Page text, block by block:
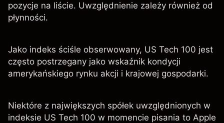
pozycje na liście. Uwzględnienie zależy również od
płynności.
Jako indeks ściśle obserwowany, US Tech 100 jest
często postrzegany jako wskaźnik kondycji
amerykańskiego rynku akcji i krajowej gospodarki.
Niektóre z największych spółek uwzględnionych w
indeksie US Tech 100 w momencie pisania to Apple